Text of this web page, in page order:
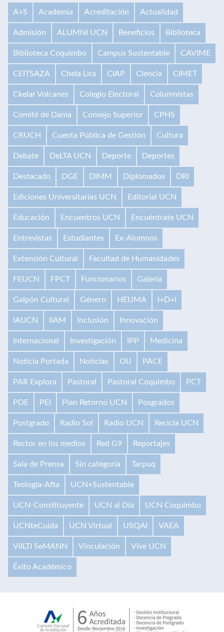
A+S Academia Acreditación Actualidad
Admisión ALUMNI UCN Beneficios Biblioteca
Biblioteca Coquimbo Campus Sustentable CAVIME
CEITSAZA Chela Lira CIAP Ciencia CIMET
Ckelar Volcanes Colegio Electoral Columnistas
Comité de Dama Consejo Superior CPHS
CRUCH Cuenta Pública de Gestión Cultura
Debate DeLTA UCN Deporte Deportes
Destacado DGE DIMM Diplomados DRI
Ediciones Universitarias UCN Editorial UCN
Educación Encuentros UCN Encuéntrate UCN
Entrevistas Estudiantes Ex-Alumnos
Extensión Cultural Facultad de Humanidades
FEUCN FPCT Funcionarios Galería
Galpón Cultural Género HEUMA I+D+i
IAUCN IIAM Inclusión Innovación
Internacional Investigación IPP Medicina
Noticia Portada Noticias OIJ PACE
PAR Explora Pastoral Pastoral Coquimbo PCT
PDE PEI Plan Retorno UCN Posgrados
Postgrado Radio Sol Radio UCN Recicla UCN
Rector en los medios Red G9 Reportajes
Sala de Prensa Sin categoría Tarpuq
Teología-Afta UCN+Sustentable
UCN-Constituyente UCN al Día UCN Coquimbo
UCNteCuida UCN Virtual USQAI VAEA
VilLTI SeMANN Vinculación Vive UCN
Éxito Académico